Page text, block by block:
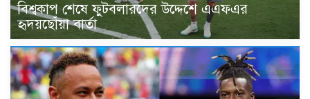
বিশ্বকাপ শেষে ফুটবলারদের উদ্দেশে এএফএর
হৃদয়ছোঁয়া বার্তা